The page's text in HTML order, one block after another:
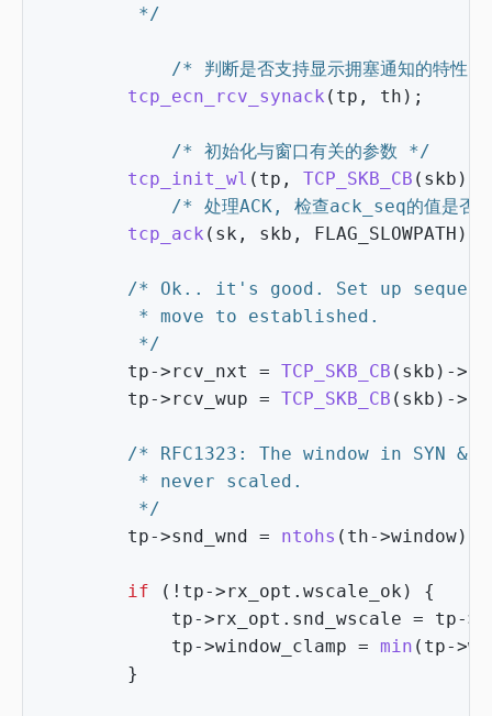
		 */
/* 判断是否支持显示拥塞通知
tcp_ecn_rcv_synack ( tp , th );
/* 初始化与窗口有关的参数 */
tcp_init_wl ( tp , TCP_SKB_CB ( skb )
/* 处理ACK, 检查ack_seq的值是否
tcp_ack ( sk , skb , FLAG_SLOWPATH );
		 */
tp->rcv_nxt = TCP_SKB_CB ( skb ) ->
tp->rcv_wup = TCP_SKB_CB ( skb ) ->
		 */
tp->snd_wnd = ntohs ( th->window);
if ( ! tp->rx_opt . wscale_ok )
{
tp->rx_opt . snd_wscale = tp->
tp->window_clamp = min ( tp->
}